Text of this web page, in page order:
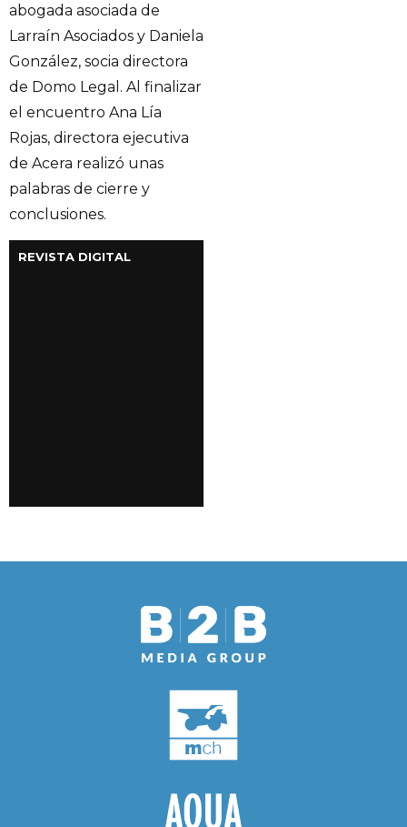
abogada asociada de
Larraín Asociados y Daniela
González, socia directora
de Domo Legal. Al finalizar
el encuentro Ana Lía
Rojas, directora ejecutiva
de Acera realizó unas
palabras de cierre y
conclusiones.
REVISTA DIGITAL